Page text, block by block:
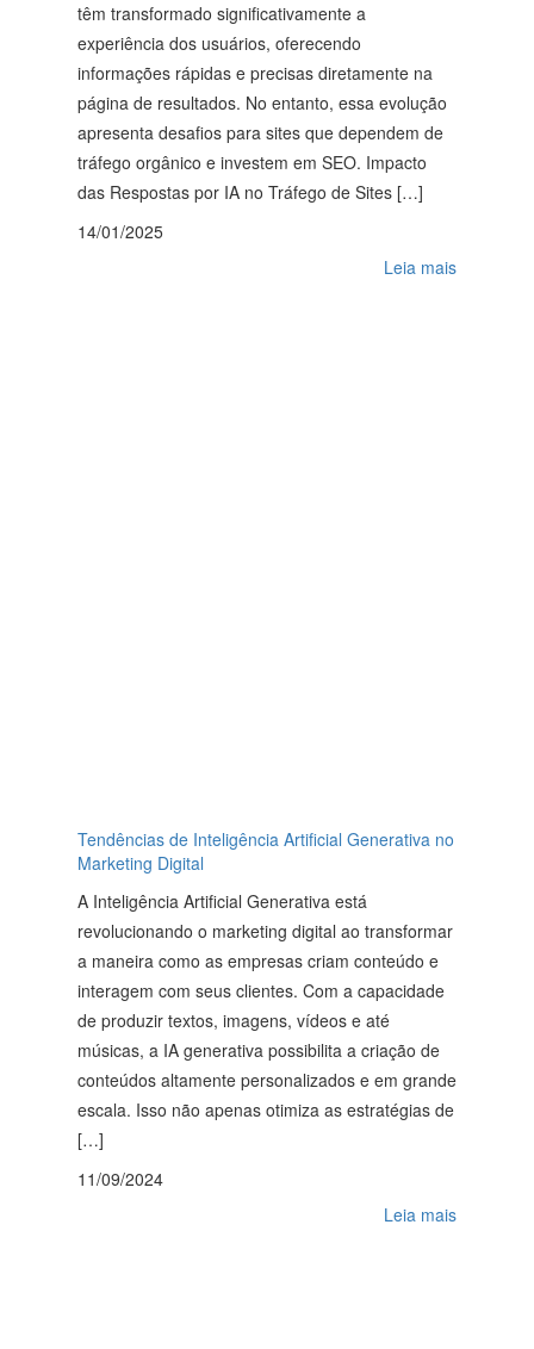
têm transformado significativamente a
experiência dos usuários, oferecendo
informações rápidas e precisas diretamente na
página de resultados. No entanto, essa evolução
apresenta desafios para sites que dependem de
tráfego orgânico e investem em SEO. Impacto
das Respostas por IA no Tráfego de Sites […]
14/01/2025
Leia mais
Tendências de Inteligência Artificial Generativa no
Marketing Digital
A Inteligência Artificial Generativa está
revolucionando o marketing digital ao transformar
a maneira como as empresas criam conteúdo e
interagem com seus clientes. Com a capacidade
de produzir textos, imagens, vídeos e até
músicas, a IA generativa possibilita a criação de
conteúdos altamente personalizados e em grande
escala. Isso não apenas otimiza as estratégias de
[…]
11/09/2024
Leia mais